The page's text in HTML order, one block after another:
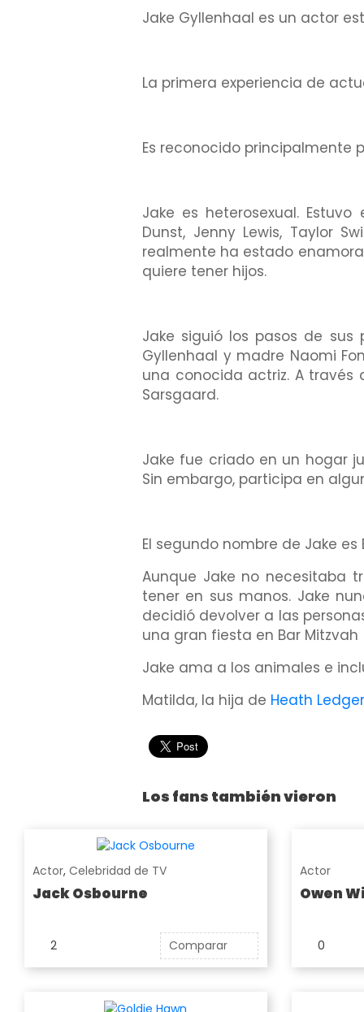
Jake Gyllenhaal es un actor
La primera experiencia de
Es reconocido principalmente
Jake es heterosexual.
Dunst, Jenny Lewis, Taylor
realmente ha estado
quiere tener hijos.
Jake siguió los pasos de
Gyllenhaal y madre Naomi
una conocida actriz. A
Sarsgaard.
Jake fue criado en un hogar
Sin embargo, participa en
El segundo nombre de Jake es
Aunque Jake no necesitaba
tener en sus manos. Jake
decidió devolver a las
una gran fiesta en Bar
Jake ama a los animales e
Matilda, la hija de Heath Ledger
Los fans también vieron
Actor, Celebridad de TV
Jack Osbourne
2 Comparar
Actor
Owen
0